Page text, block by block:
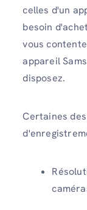
celles d'un
besoin
vous
appareil
disposez.
Certaines